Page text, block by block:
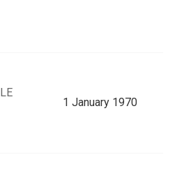
LE
1 January 1970